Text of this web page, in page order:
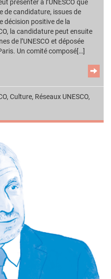
présenter à l’UNESCO que
de candidature, issues de
décision positive de la
la candidature peut ensuite
de l’UNESCO et déposée
Un comité composé[…]
, Culture, Réseaux UNESCO,